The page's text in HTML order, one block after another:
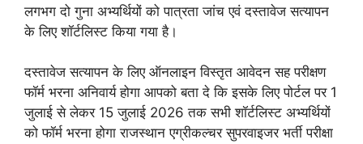
लगभग दो गुना अभ्यर्थियों को पात्रता जांच एवं दस्तावेज सत्यापन
के लिए शॉर्टलिस्ट किया गया है।
दस्तावेज सत्यापन के लिए ऑनलाइन विस्तृत आवेदन सह परीक्षण
फॉर्म भरना अनिवार्य होगा आपको बता दे कि इसके लिए पोर्टल पर 1
जुलाई से लेकर 15 जुलाई 2026 तक सभी शॉर्टलिस्ट अभ्यर्थियों
को फॉर्म भरना होगा राजस्थान एग्रीकल्चर सुपरवाइजर भर्ती परीक्षा